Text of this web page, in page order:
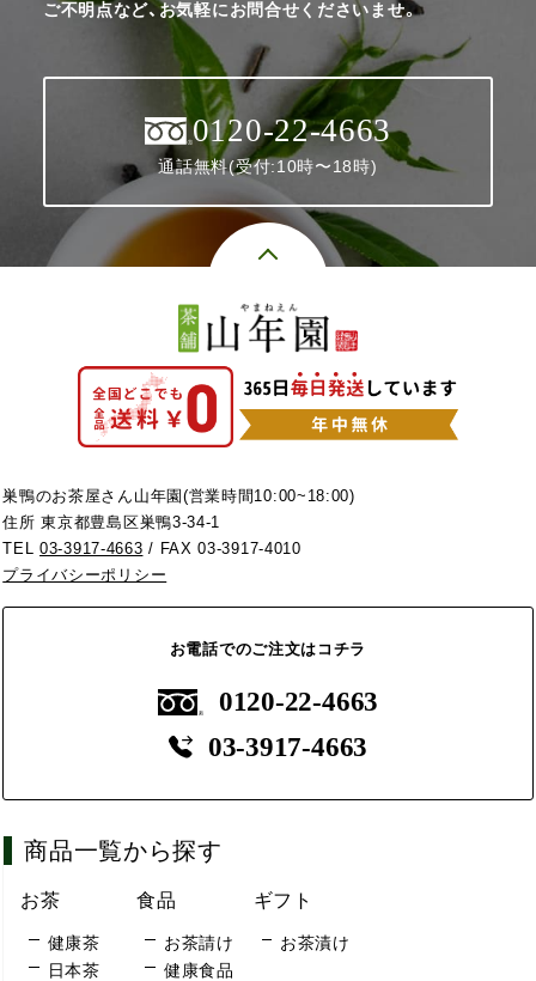
ご不明点など、お気軽にお問合せくださいませ。
0120-22-4663
通話無料(受付:10時〜18時)
巣鴨のお茶屋さん山年園(営業時間10:00~18:00)
住所 東京都豊島区巣鴨3-34-1
TEL03-3917-4663 / FAX 03-3917-4010
プライバシーポリシー
お電話でのご注文はコチラ
0120-22-4663
03-3917-4663
商品一覧から探す
お茶
健康茶
日本茶
食品
お茶請け
健康食品
ギフト
お茶漬け